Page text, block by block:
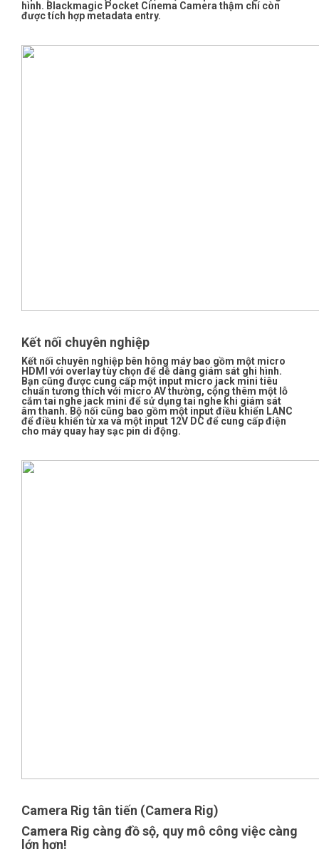
hình. Blackmagic Pocket Cinema Camera thậm chí còn
được tích hợp metadata entry.
Kết nối chuyên nghiệp
Kết nối chuyên nghiệp bên hông máy bao gồm một micro
HDMI với overlay tùy chọn để dễ dàng giám sát ghi hình.
Bạn cũng được cung cấp một input micro jack mini tiêu
chuẩn tương thích với micro AV thường, cộng thêm một lỗ
cắm tai nghe jack mini để sử dụng tai nghe khi giám sát
âm thanh. Bộ nối cũng bao gồm một input điều khiển LANC
để điều khiển từ xa và một input 12V DC để cung cấp điện
cho máy quay hay sạc pin di động.
Camera Rig tân tiến (Camera Rig)
Camera Rig càng đồ sộ, quy mô công việc càng
lớn hơn!